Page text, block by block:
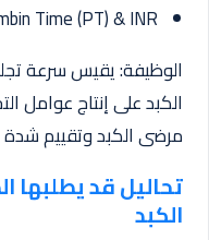
Time (PT) & INR
الوظيفة: يقيس سرعة
الكبد على إنتاج عوامل
مرضى الكبد وتقييم
تحاليل قد يطلبها
الكبد